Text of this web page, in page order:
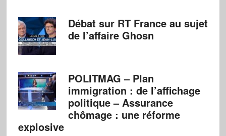
Débat sur RT France au sujet
de l’affaire Ghosn
POLITMAG – Plan
immigration : de l’affichage
politique – Assurance
chômage : une réforme
explosive